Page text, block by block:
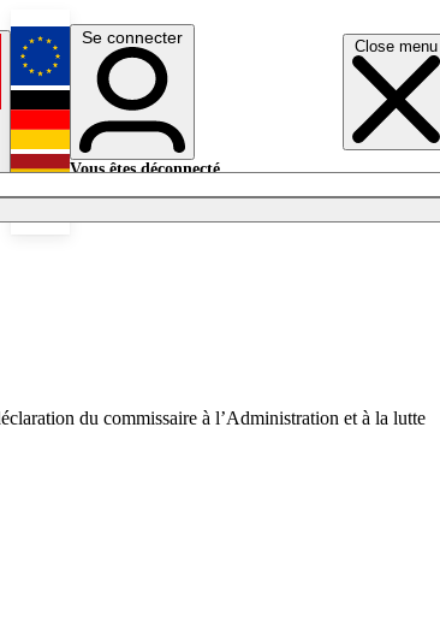
Close menu
English
Deutsch
Se connecter
Vous êtes déconnecté.
du commissaire à l’Administration et à la lutte